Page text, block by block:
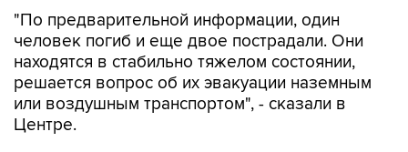
"По предварительной информации, один
человек погиб и еще двое пострадали. Они
находятся в стабильно тяжелом состоянии,
решается вопрос об их эвакуации наземным
или воздушным транспортом", - сказали в
Центре.